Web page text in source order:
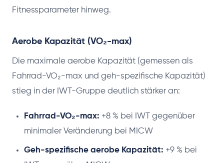
Fitnessparameter hinweg.
Aerobe Kapazität (VO₂-max)
Die maximale aerobe Kapazität (gemessen als
Fahrrad-VO₂-max und geh-spezifische Kapazität)
stieg in der IWT-Gruppe deutlich stärker an:
Fahrrad-VO₂-max: +8 % bei IWT gegenüber
minimaler Veränderung bei MICW
Geh-spezifische aerobe Kapazität: +9 % bei